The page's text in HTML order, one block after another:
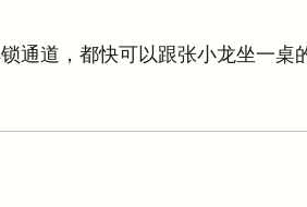
通道，都快可以跟张小龙坐一桌